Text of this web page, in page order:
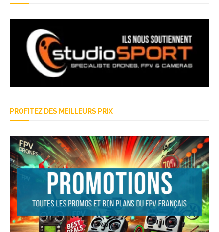
PROFITEZ DES MEILLEURS PRIX